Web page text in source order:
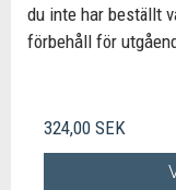
du inte har beställt
förbehåll för
324,00 SEK